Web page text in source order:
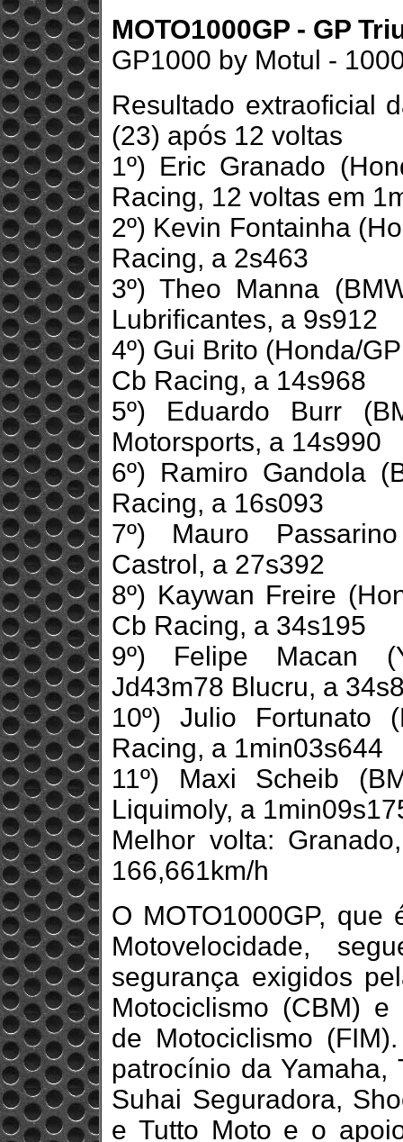
MOTO1000GP - GP
GP1000 by Motul -
Resultado extraoficial
(23) após 12 voltas
1º) Eric Granado
Racing, 12 voltas em
2º) Kevin Fontainha
Racing, a 2s463
3º) Theo Manna
Lubrificantes, a 9s912
4º) Gui Brito (Honda/
Cb Racing, a 14s968
5º) Eduardo Burr
Motorsports, a 14s990
6º) Ramiro Gandola
Racing, a 16s093
7º) Mauro
Castrol, a 27s392
8º) Kaywan Freire
Cb Racing, a 34s195
9º) Felipe Macan
Jd43m78 Blucru, a
10º) Julio Fortunato
Racing, a 1min03s644
11º) Maxi Scheib
Liquimoly, a
Melhor volta:
166,661km/h
O MOTO1000GP,
Motovelocidade,
segurança exigidos
Motociclismo (CBM)
de Motociclismo
patrocínio da Yamaha,
Suhai Seguradora,
e Tutto Moto e o